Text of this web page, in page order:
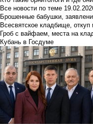
Все новости по теме
Брошенные бабушки,
Всесвятское кладбище, откуп
Гроб с вайфаем, места на
Кубань в Госдуме